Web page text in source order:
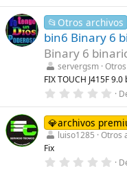
l
a
(
s
)
0
0
e
s
t
r
e
l
a
(
s
)
📂Otros archivos
bin6 Binary 6
Binary 6
servergsm
FIX TOUCH J415F
0
0
0
e
s
r
💎archivos
luiso1285
Otros
Fix
0